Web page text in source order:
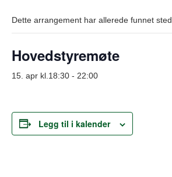
Dette arrangement har allerede funnet sted.
Hovedstyremøte
15. apr kl.18:30 - 22:00
Legg til i kalender